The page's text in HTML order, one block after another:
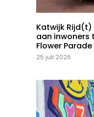
Katwijk
aan inwoners
Flower Parade
25 juli 2026